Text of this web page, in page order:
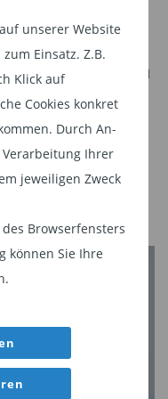
unserer Website
Einsatz. Z.B.
Klick auf
Cookies konkret
Durch An-
Ihrer
jeweiligen Zweck
Browserfensters
können Sie Ihre
des UBS-
traditionellen und
von UBS-AM
des
UBS-AM und
Equities von
begann er 1995
Trainee. (
Führung der
und
Wirkung zu
worden. Die
die
und